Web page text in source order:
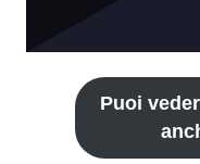
Puoi